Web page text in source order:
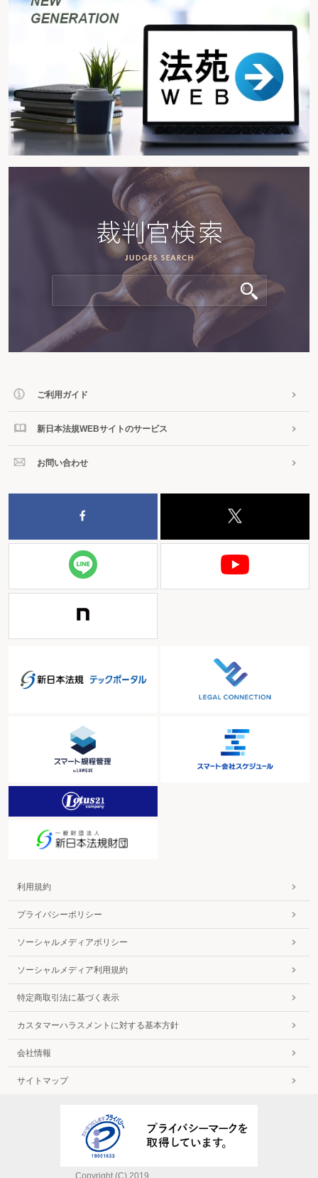
ご利用ガイド
新日本法規WEBサイトのサービス
お問い合わせ
利用規約
プライバシーポリシー
ソーシャルメディアポリシー
ソーシャルメディア利用規約
特定商取引法に基づく表示
カスタマーハラスメントに対する基本方針
会社情報
サイトマップ
Copyright (C) 2019